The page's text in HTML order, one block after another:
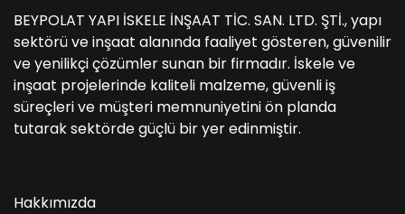
BEYPOLAT YAPI İSKELE İNŞAAT TİC. SAN. LTD. ŞTİ., yapı
sektörü ve inşaat alanında faaliyet gösteren, güvenilir
ve yenilikçi çözümler sunan bir firmadır. İskele ve
inşaat projelerinde kaliteli malzeme, güvenli iş
süreçleri ve müşteri memnuniyetini ön planda
tutarak sektörde güçlü bir yer edinmiştir.
Hakkımızda